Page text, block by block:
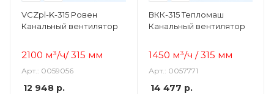
VCZpl-K-315 Ровен
Канальный вентилятор
2100 м³/ч/ 315 мм
Арт.: 0059056
12 948 р.
ВКК-315 Тепломаш
Канальный вентилятор
1450 м³/ч / 315 мм
Арт.: 0057771
14 477 р.